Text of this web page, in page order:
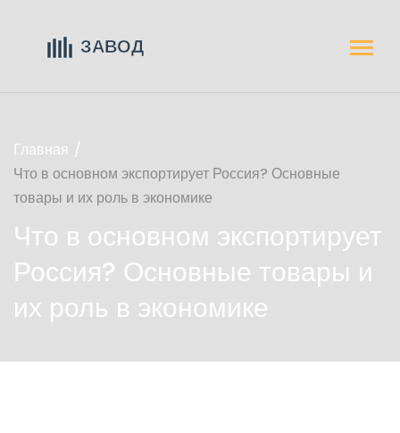
Главная
Что в основном экспортирует Россия? Основные
товары и их роль в экономике
Что в основном экспортирует
Россия? Основные товары и
их роль в экономике